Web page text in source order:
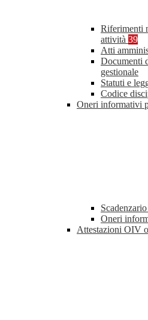
Riferimenti
attività 39
Atti
Documenti
gestionale
Statuti e
Codice
Oneri informativi
Oneri
Attestazioni OIV